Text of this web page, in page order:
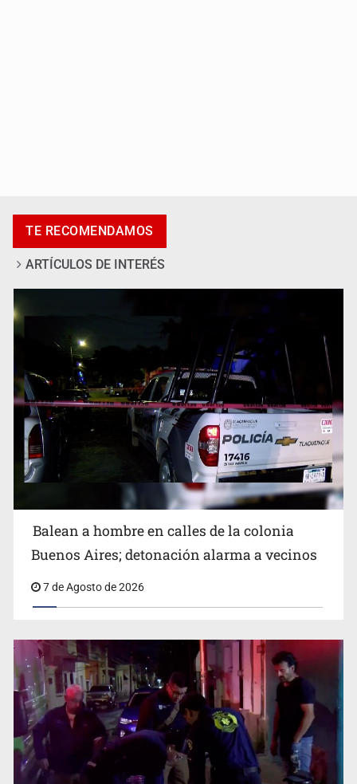
SCJN ordena al Congreso de Jalisco eliminar la
adopción simple
Cae ex mando por agresión a ex pareja y procesan a
agente por abuso a menor
TE RECOMENDAMOS
ARTÍCULOS DE INTERÉS
Balean a hombre en calles de la colonia
Buenos Aires; detonación alarma a vecinos
7 de Agosto de 2026